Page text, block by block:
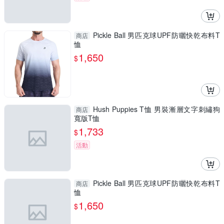
商店
Pickle Ball 男匹克球UPF防曬快乾布料T
恤
$1,650
商店
Hush Puppies T恤 男裝漸層文字刺繡狗
寬版T恤
$1,733
活動
商店
Pickle Ball 男匹克球UPF防曬快乾布料T
恤
$1,650